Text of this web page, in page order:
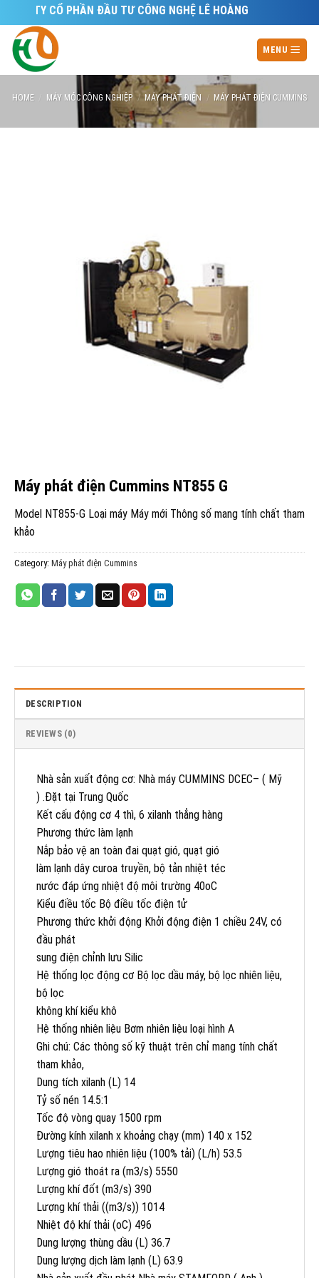
to
content
TY CỔ PHẦN ĐẦU TƯ CÔNG NGHỆ LÊ HOÀNG
MENU
HOME MÁY MÓC CÔNG NGHIỆP / MÁY PHÁT ĐIỆN / MÁY PHÁT ĐIỆN CUMMINS
Máy phát điện Cummins NT855 G
Model NT855-G Loại máy Máy mới Thông số mang tính chất tham
khảo
Category: Máy phát điện Cummins
DESCRIPTION
REVIEWS (0)
Nhà sản xuất động cơ: Nhà máy CUMMINS DCEC– ( Mỹ
) .Đặt tại Trung Quốc
Kết cấu động cơ 4 thì, 6 xilanh thẳng hàng
Phương thức làm lạnh
Nắp bảo vệ an toàn đai quạt gió, quạt gió
làm lạnh dây curoa truyền, bộ tản nhiệt téc
nước đáp ứng nhiệt độ môi trường 40oC
Kiểu điều tốc Bộ điều tốc điện tử
Phương thức khởi động Khởi động điện 1 chiều 24V, có
đầu phát
sung điện chỉnh lưu Silic
Hệ thống lọc động cơ Bộ lọc dầu máy, bộ lọc nhiên liệu,
bộ lọc
không khí kiểu khô
Hệ thống nhiên liệu Bơm nhiên liệu loại hình A
Ghi chú: Các thông số kỹ thuật trên chỉ mang tính chất
tham khảo,
Dung tích xilanh (L) 14
Tỷ số nén 14.5:1
Tốc độ vòng quay 1500 rpm
Đường kính xilanh x khoảng chạy (mm) 140 x 152
Lượng tiêu hao nhiên liệu (100% tải) (L/h) 53.5
Lượng gió thoát ra (m3/s) 5550
Lượng khí đốt (m3/s) 390
Lượng khí thải ((m3/s)) 1014
Nhiệt độ khí thải (oC) 496
Dung lượng thùng dầu (L) 36.7
Dung lượng dịch làm lạnh (L) 63.9